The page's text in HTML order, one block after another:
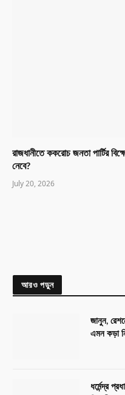
রাজধানীতে ককরোচ জনতা পার্টির
নেবে?
July 20, 2026
আরও পড়ুন
জানুন,
এমন কড়া
ধর্মেন্দ্র